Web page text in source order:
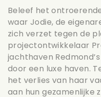
Beleef het
waar Jodie, de
zich verzet tegen de
projectontwikkelaar
jachthaven
door een luxe haven.
het verlies van haar
aan hun gezamenlijke